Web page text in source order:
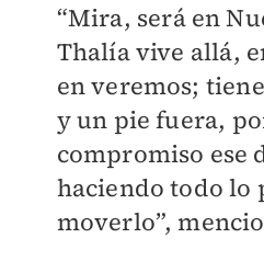
“Mira, será en
Thalía vive allá,
en veremos;
y un pie fuera,
compromiso ese
haciendo todo lo
moverlo”,